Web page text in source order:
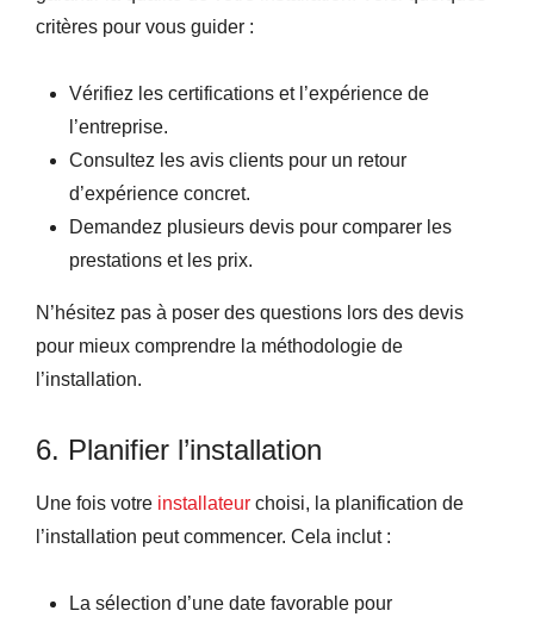
critères pour vous guider :
Vérifiez les certifications et l’expérience de
l’entreprise.
Consultez les avis clients pour un retour
d’expérience concret.
Demandez plusieurs devis pour comparer les
prestations et les prix.
N’hésitez pas à poser des questions lors des devis
pour mieux comprendre la méthodologie de
l’installation.
6. Planifier l’installation
Une fois votre installateur choisi, la planification de
l’installation peut commencer. Cela inclut :
La sélection d’une date favorable pour